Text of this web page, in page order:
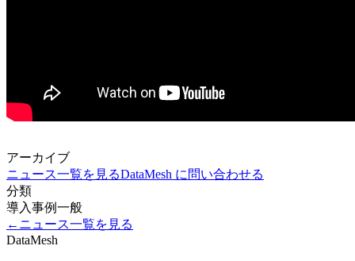
アーカイブ
ニュース一覧を見るDataMesh に問い合わせる
分類
導入事例一般
← ニュース一覧を見る
DataMesh